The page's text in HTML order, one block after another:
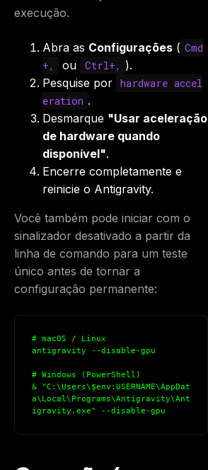
execução.
Abra as Configurações ( Cmd
+,
ou Ctrl+, ).
Pesquise por hardware accel
eration .
Desmarque "Usar aceleração
de hardware quando
disponível".
Encerre completamente e
reinicie o Antigravity.
Você também pode iniciar com o
sinalizador desativado a partir da
linha de comando para um teste
único antes de tornar a
configuração permanente:
# macOS / Linux
antigravity --disable-gpu
# Windows (PowerShell)
& "C:\Users\$env:USERNAME\AppDat
a\Local\Programs\Antigravity\Ant
igravity.exe" --disable-gpu
THIS WEEK'S DIGEST
MCP pick of the week
New agent skill drop
Rules & workflow pack
Free · Weekly · 2 min read
The weekly digest for